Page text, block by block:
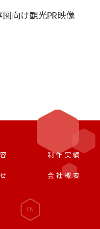
向け観光PR映像
EN
制作実績
会社概要